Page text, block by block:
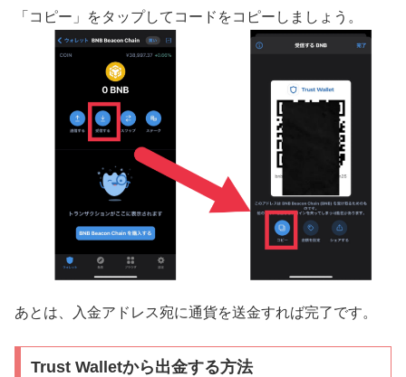
「コピー」をタップしてコードをコピーしましょう。
あとは、入金アドレス宛に通貨を送金すれば完了です。
Trust Walletから出金する方法